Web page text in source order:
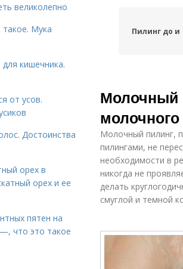
Пилинг до и
Молочный
Молочный пилинг,
пилингами, не
необходимости в
никогда не
делать
смуглой и темной
великолепно
Мука
кишечника.
от усов.
Достоинства
орех в
орех и ее
пятен на
что это такое